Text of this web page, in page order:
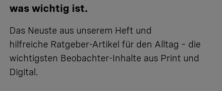
was wichtig ist.
Das Neuste aus unserem Heft und
hilfreiche Ratgeber-Artikel für den Alltag – die
wichtigsten Beobachter-Inhalte aus Print und
Digital.